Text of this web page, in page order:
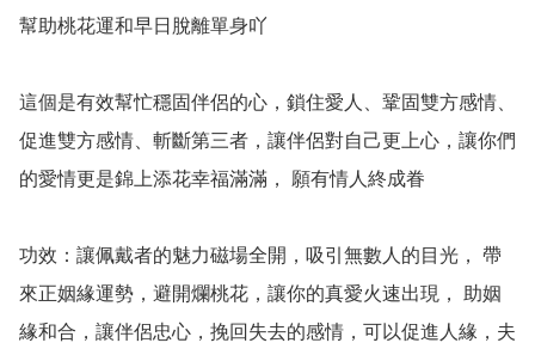
幫助桃花運和早日脫離單身吖
這個是有效幫忙穩固伴侶的心，鎖住愛人、鞏固雙方感情、
促進雙方感情、斬斷第三者，讓伴侶對自己更上心，讓你們
的愛情更是錦上添花幸福滿滿， 願有情人終成眷
功效：讓佩戴者的魅力磁場全開，吸引無數人的目光， 帶
來正姻緣運勢，避開爛桃花，讓你的真愛火速出現， 助姻
緣和合，讓伴侶忠心，挽回失去的感情，可以促進人緣，夫